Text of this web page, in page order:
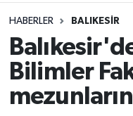
HABERLER BALIKESIR
Bilimler
Rize Jandarma
Bilim Teknoloji
Süper Lig Puan
Tüm Manşetler